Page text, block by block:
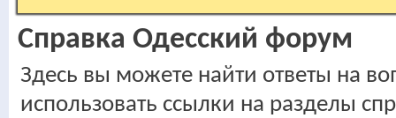
Справка Одесский форум
Здесь вы можете найти ответы на
использовать ссылки на разделы